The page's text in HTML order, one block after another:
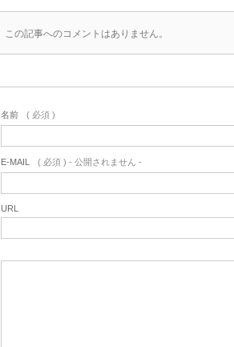
この記事へのコメントはありません。
名前 ( 必須 )
E-MAIL ( 必須 ) - 公開されません -
URL